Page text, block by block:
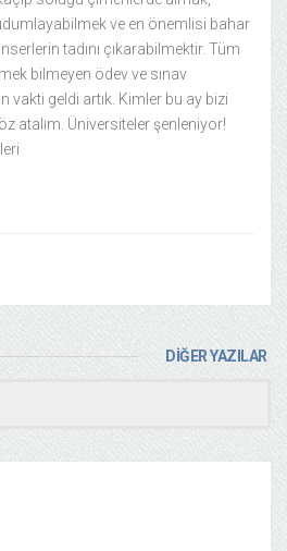
ve en önemlisi bahar
tadını çıkarabilmektir. Tüm
bilmeyen ödev ve sınav
vakti geldi artık. Kimler bu ay bizi
atalım. Üniversiteler şenleniyor!
DİĞER YAZILAR